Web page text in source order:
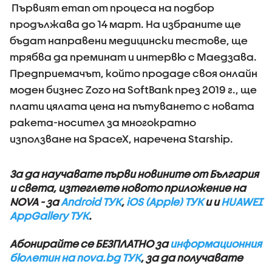
Първият етап от процеса на подбор
продължава до 14 март. На избраните ще
бъдат направени медицински тестове, ще
трябва да преминат и интервю с Маедзава.
Предприемачът, който продаде своя онлайн
моден бизнес Zozo на SoftBank през 2019 г., ще
плати цялата цена на пътуването с новата
ракета-носител за многократно
използване на SpaceX, наречена Starship.
За да научавате първи новините от България
и света, изтеглете новото приложение на
NOVA - заAndroid ТУК, iOS (Apple) ТУКи иHUAWEI
AppGallery ТУК.
Абонирайте се БЕЗПЛАТНО заинформационния
бюлетин на nova.bg ТУК, за да получавате